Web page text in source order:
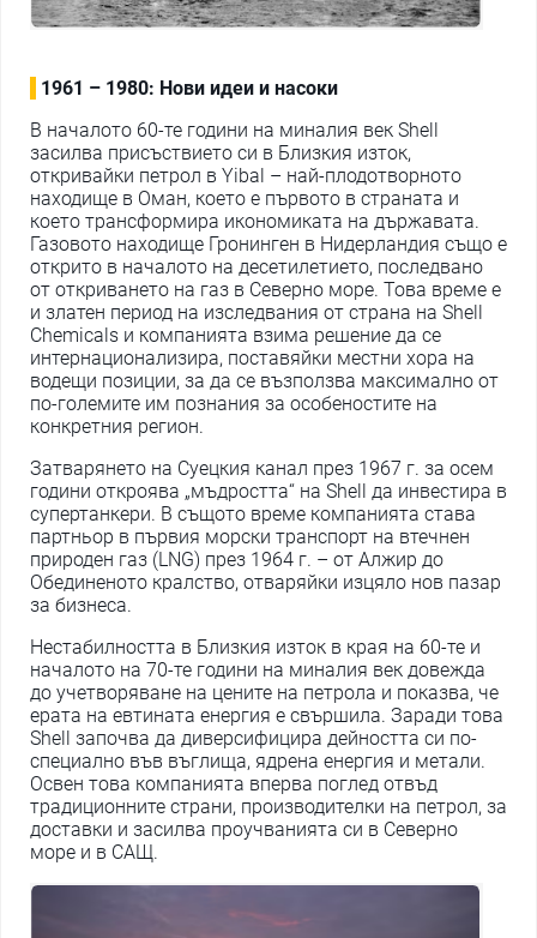
1961 – 1980: Нови идеи и насоки
В началото 60-те години на миналия век Shell
засилва присъствието си в Близкия изток,
откривайки петрол в Yibal – най-плодотворното
находище в Оман, което е първото в страната и
което трансформира икономиката на държавата.
Газовото находище Гронинген в Нидерландия също е
открито в началото на десетилетието, последвано
от откриването на газ в Северно море. Това време е
и златен период на изследвания от страна на Shell
Chemicals и компанията взима решение да се
интернационализира, поставяйки местни хора на
водещи позиции, за да се възползва максимално от
по-големите им познания за особеностите на
конкретния регион.
Затварянето на Суецкия канал през 1967 г. за осем
години откроява „мъдростта“ на Shell да инвестира в
супертанкери. В същото време компанията става
партньор в първия морски транспорт на втечнен
природен газ (LNG) през 1964 г. – от Алжир до
Обединеното кралство, отваряйки изцяло нов пазар
за бизнеса.
Нестабилността в Близкия изток в края на 60-те и
началото на 70-те години на миналия век довежда
до учетворяване на цените на петрола и показва, че
ерата на евтината енергия е свършила. Заради това
Shell започва да диверсифицира дейността си по-
специално във въглища, ядрена енергия и метали.
Освен това компанията вперва поглед отвъд
традиционните страни, производителки на петрол, за
доставки и засилва проучванията си в Северно
море и в САЩ.